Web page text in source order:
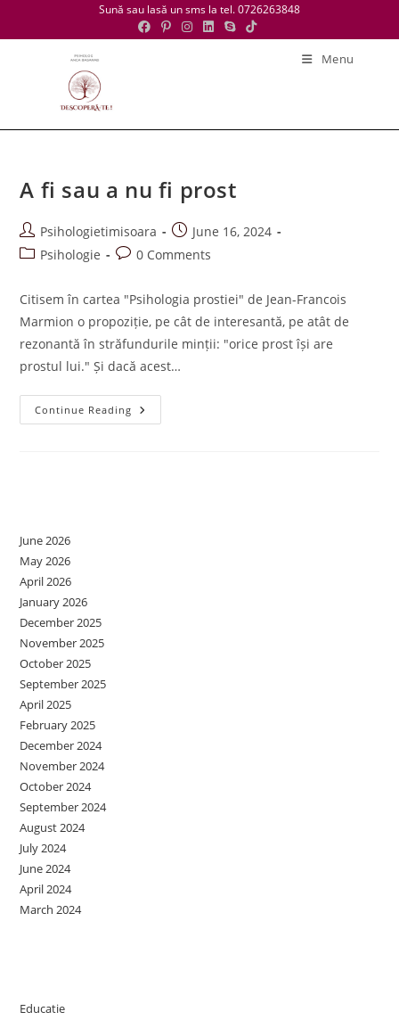
Sună sau lasă un sms la tel. 0726263848
Menu
A fi sau a nu fi prost
Post
author:
Psihologietimisoara
Post
published:
June 16, 2024
PostPsihologie
Post0 Comments
Citisem în cartea "Psihologia prostiei" de Jean-Francois
Marmion o propoziție, pe cât de interesantă, pe atât de
rezonantă în străfundurile minții: "orice prost își are
prostul lui." Și dacă acest…
Continue Reading A
Fi
June 2026
May 2026
April 2026
January 2026
December 2025
November 2025
October 2025
September 2025
April 2025
February 2025
December 2024
November 2024
October 2024
September 2024
August 2024
July 2024
June 2024
April 2024
March 2024
Educatie